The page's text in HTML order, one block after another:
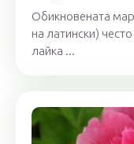
Обикновената
на латински)
лайка ...